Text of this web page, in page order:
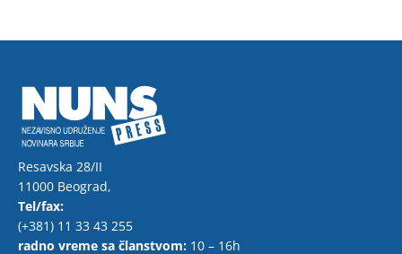
Resavska 28/II
11000 Beograd,
Tel/fax:
(+381) 11 33 43 255
radno vreme sa članstvom: 10 – 16h